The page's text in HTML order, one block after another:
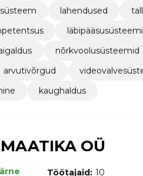
lahendused
nõrkvoolusüsteemid
arvutivõrgud
kaughaldus
OÜ
Töötajaid: 10